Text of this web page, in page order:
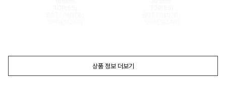
상품 정보 더보기